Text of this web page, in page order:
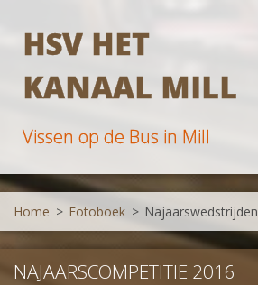
HSV HET
KANAAL MILL
Vissen op de Bus in Mill
Home > Fotoboek > Najaarswedstrijden
NAJAARSCOMPETITIE 2016